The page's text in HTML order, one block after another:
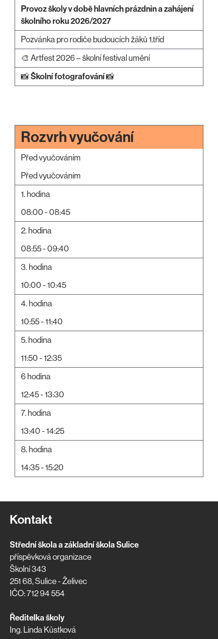
Provoz školy v době hlavních prázdnin a zahájení
školního roku 2026/2027
Pozvánka pro rodiče budoucích žáků 1.tříd
🎨 Artfest 2026 – školní festival umění
📸Školní fotografování📸
Rozvrh vyučování
Před vyučováním
Před vyučováním
1. hodina
08:00 - 08:45
2. hodina
08:55 - 09:40
3. hodina
10:00 - 10:45
4. hodina
10:55 - 11:40
5. hodina
11:50 - 12:35
6 hodina
12:45 - 13:30
7. hodina
13:40 - 14:25
8. hodina
14:35 - 15:20
Kontakt
Střední škola a základní škola Sulice
příspěvková organizace
Školní 343
251 68, Sulice - Želivec
IČO: 712 94 554
Ředitelka školy
Ing. Linda Kůstková